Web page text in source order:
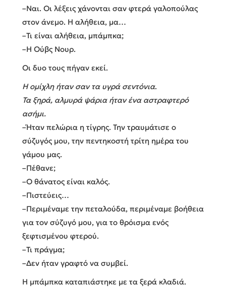
–Ναι. Οι λέξεις χάνονται σαν φτερά γαλοπούλας
στον άνεμο. Η αλήθεια, μα…
–Τι είναι αλήθεια, μπάμπκα;
–Η Ούβς Νουρ.
Οι δυο τους πήγαν εκεί.
Η ομίχλη ήταν σαν τα υγρά σεντόνια.
Τα ξηρά, αλμυρά ψάρια ήταν ένα αστραφτερό
ασήμι.
–Ήταν πελώρια η τίγρης. Την τραυμάτισε ο
σύζυγός μου, την πεντηκοστή τρίτη ημέρα του
γάμου μας.
–Πέθανε;
–Ο θάνατος είναι καλός.
–Πιστεύεις…
–Περιμέναμε την πεταλούδα, περιμέναμε βοήθεια
για τον σύζυγό μου, για το θρόισμα ενός
ξεφτισμένου φτερού.
–Τι πράγμα;
–Δεν ήταν γραφτό να συμβεί.
Η μπάμπκα καταπιάστηκε με τα ξερά κλαδιά.